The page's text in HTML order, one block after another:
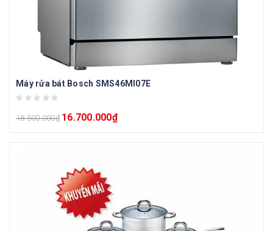
Máy rửa bát Bosch SMS46MI07E
18.500.000₫ 16.700.000₫